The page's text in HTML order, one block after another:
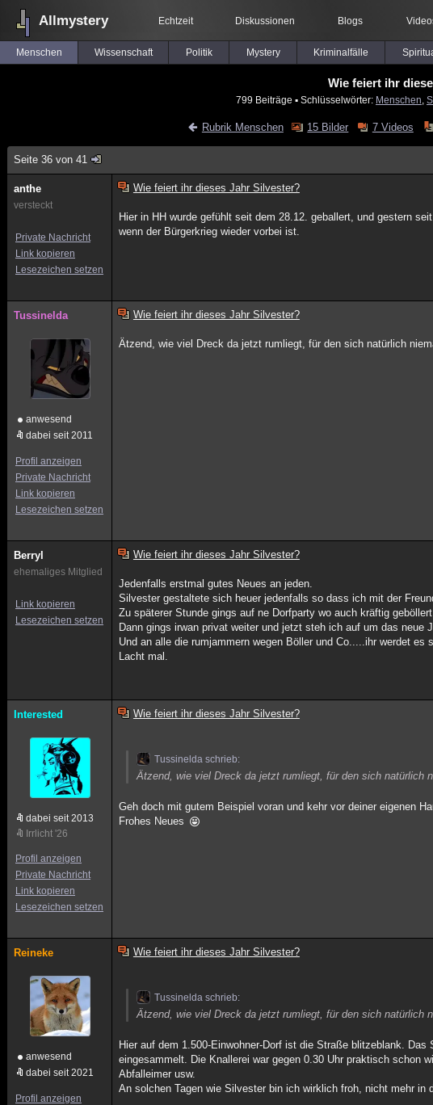
Allmystery Echtzeit Diskussionen Blogs
Menschen Wissenschaft Politik Mystery Kriminalfälle
Wie feiert ihr
799 Beiträge ▪ Schlüsselwörter: Menschen
Rubrik Menschen 15 Bilder 7 Videos
Seite 36 von 41
anthe
versteckt
Private Nachricht
Link kopieren
Lesezeichen setzen
Wie feiert ihr dieses Jahr Silvester?
Hier in HH wurde gefühlt seit dem 28.12. geballert, und gestern
wenn der Bürgerkrieg wieder vorbei ist.
Tussinelda
anwesend
dabei seit 2011
Profil anzeigen
Private Nachricht
Link kopieren
Lesezeichen setzen
Wie feiert ihr dieses Jahr Silvester?
Ätzend, wie viel Dreck da jetzt rumliegt, für den sich natürlich
Berryl
ehemaliges Mitglied
Link kopieren
Lesezeichen setzen
Wie feiert ihr dieses Jahr Silvester?
Jedenfalls erstmal gutes Neues an jeden.
Silvester gestaltete sich heuer jedenfalls so dass ich mit der
Zu späterer Stunde gings auf ne Dorfparty wo auch kräftig
Dann gings irwan privat weiter und jetzt steh ich auf um das neue
Und an alle die rumjammern wegen Böller und Co.....ihr werdet es
Lacht mal.
Interested
dabei seit 2013
Irrlicht '26
Profil anzeigen
Private Nachricht
Link kopieren
Lesezeichen setzen
Wie feiert ihr dieses Jahr Silvester?
Tussinelda schrieb:
Ätzend, wie viel Dreck da jetzt rumliegt, für den sich natürlich
Geh doch mit gutem Beispiel voran und kehr vor deiner eigenen
Frohes Neues
Reineke
anwesend
dabei seit 2021
Profil anzeigen
Wie feiert ihr dieses Jahr Silvester?
Tussinelda schrieb:
Ätzend, wie viel Dreck da jetzt rumliegt, für den sich natürlich
Hier auf dem 1.500-Einwohner-Dorf ist die Straße blitzeblank.
eingesammelt. Die Knallerei war gegen 0.30 Uhr praktisch schon
Abfalleimer usw.
An solchen Tagen wie Silvester bin ich wirklich froh, nicht mehr in